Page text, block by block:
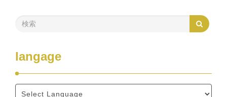
langage